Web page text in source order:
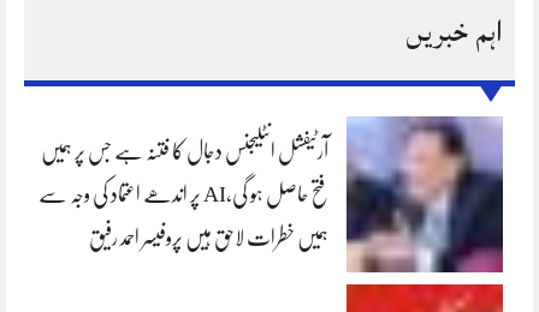
اہم خبریں
آرٹیفشل انٹلیجنس دجال کا فتنہ ہے جس پر ہمیں
فتح حاصل ہو گی،AI پر اندھے اعتماد کی وجہ سے
ہمیں خطرات لاحق ہیں پروفیسر احمد رفیق